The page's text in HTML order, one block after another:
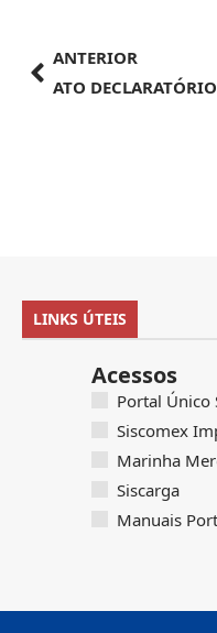
ANTERIOR
LINKS ÚTEIS
Acessos
Portal Único
Siscomex
Marinha
Siscarga
Manuais